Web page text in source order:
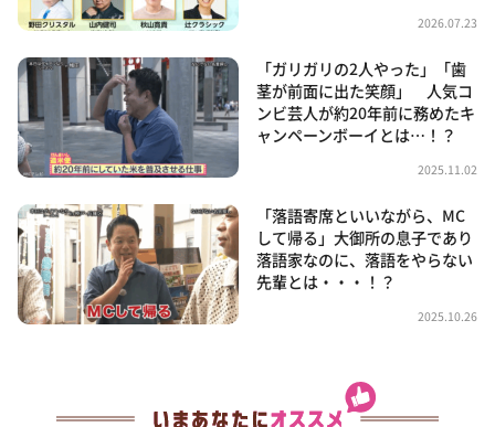
2026.07.23
「ガリガリの2人やった」「歯
茎が前面に出た笑顔」 人気コ
ンビ芸人が約20年前に務めたキ
ャンペーンボーイとは…！？
2025.11.02
「落語寄席といいながら、MC
して帰る」大御所の息子であり
落語家なのに、落語をやらない
先輩とは・・・！？
2025.10.26